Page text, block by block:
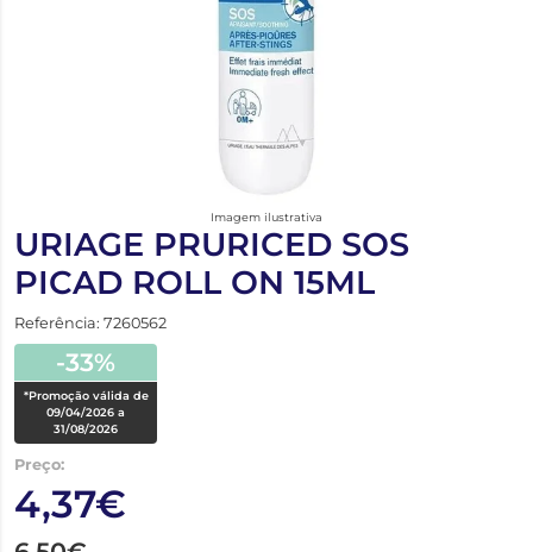
Imagem ilustrativa
URIAGE PRURICED SOS
PICAD ROLL ON 15ML
Referência: 7260562
-33%
*Promoção válida de
09/04/2026 a
31/08/2026
Preço:
4,37€